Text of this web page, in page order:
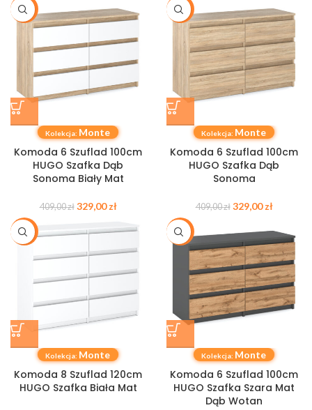
-20%
Kolekcja: Monte
Komoda 6 Szuflad 100cm
HUGO Szafka Dąb
Sonoma Biały Mat
409,00zł 329,00zł
-20%
Kolekcja: Monte
Komoda 6 Szuflad 100cm
HUGO Szafka Dąb
Sonoma
409,00zł 329,00zł
-20%
Kolekcja: Monte
Komoda 8 Szuflad 120cm
HUGO Szafka Biała Mat
-21%
Kolekcja: Monte
Komoda 6 Szuflad 100cm
HUGO Szafka Szara Mat
Dąb Wotan